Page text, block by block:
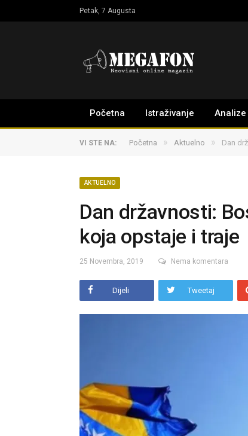
Petak, 7 Augusta
Početna Istraživanje Analize
VI STE NA: Početna » Aktuelno » Dan
AKTUELNO
Dan državnosti:
koja opstaje i traje
25 Novembra, 2019 Nema komentara
Dijeli Tweetaj